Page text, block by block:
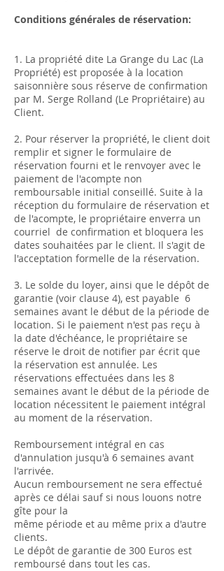
Conditions générales de réservation:
1. La propriété dite La Grange du Lac (La
Propriété) est proposée à la location
saisonnière sous réserve de confirmation
par M. Serge Rolland (Le Propriétaire) au
Client.
2. Pour réserver la propriété, le client doit
remplir et signer le formulaire de
réservation fourni et le renvoyer avec le
paiement de l'acompte non
remboursable initial conseillé. Suite à la
réception du formulaire de réservation et
de l'acompte, le propriétaire enverra un
courriel de confirmation et bloquera les
dates souhaitées par le client. Il s'agit de
l'acceptation formelle de la réservation.
3. Le solde du loyer, ainsi que le dépôt de
garantie (voir clause 4), est payable 6
semaines avant le début de la période de
location. Si le paiement n'est pas reçu à
la date d'échéance, le propriétaire se
réserve le droit de notifier par écrit que
la réservation est annulée. Les
réservations effectuées dans les 8
semaines avant le début de la période de
location nécessitent le paiement intégral
au moment de la réservation.
Remboursement intégral en cas
d'annulation jusqu'à 6 semaines avant
l'arrivée.
Aucun remboursement ne sera effectué
après ce délai sauf si nous louons notre
gîte pour la
même période et au même prix a d'autre
clients.
Le dépôt de garantie de 300 Euros est
remboursé dans tout les cas.